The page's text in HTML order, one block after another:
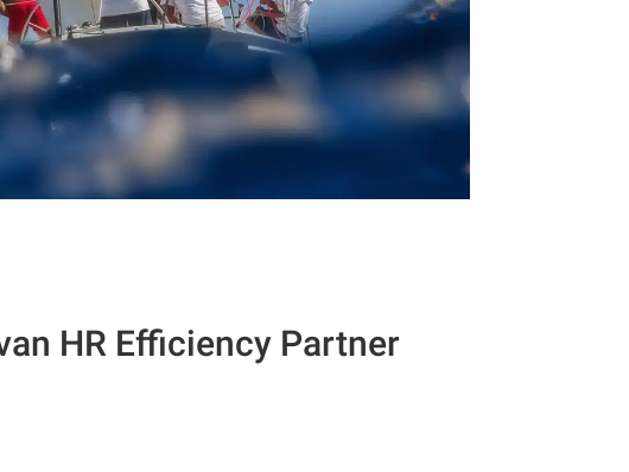
HR Efficiency Partner